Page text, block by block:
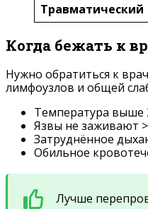
Травматический
Когда бежать к
Нужно обратиться к
лимфоузлов и общей
Температура выше
Язвы не заживают
Затруднённое
Обильное
Лучше